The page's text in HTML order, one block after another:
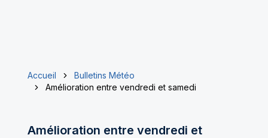
Accueil
Bulletins Météo
Amélioration entre vendredi et samedi
Amélioration entre vendredi et